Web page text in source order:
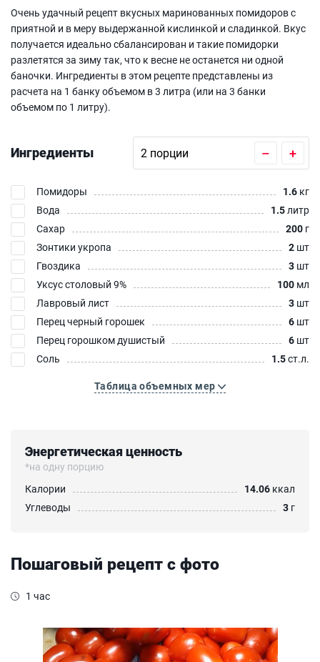
Очень удачный рецепт вкусных маринованных помидоров с
приятной и в меру выдержанной кислинкой и сладинкой. Вкус
получается идеально сбалансирован и такие помидорки
разлетятся за зиму так, что к весне не останется ни одной
баночки. Ингредиенты в этом рецепте представлены из
расчета на 1 банку объемом в 3 литра (или на 3 банки
объемом по 1 литру).
Ингредиенты – +
Помидоры 1.6 кг
Вода
1.5литр
Сахар
200 г
Зонтики укропа
2 шт
Гвоздика
3 шт
Уксус столовый 9%
100 мл
Лавровый лист
3 шт
Перец черный горошек
6 шт
Перец горошком душистый
6 шт
Соль
1.5ст.л.
Таблица объемных мер
Энергетическая ценность
*на одну порцию
Калории
14.06 ккал
Углеводы
3 г
Пошаговый рецепт с фото
1 час